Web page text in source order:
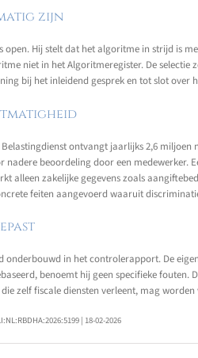
zijn
open. Hij stelt dat het algoritme in strijd is
niet in het Algoritmeregister. De
bij het inleidend gesprek en tot slot over
ontvangt jaarlijks 2,6
nadere beoordeling door een
alleen zakelijke gegevens zoals
feiten aangevoerd waaruit
onderbouwd in het controlerapport. De
benoemt hij geen specifieke
zelf fiscale diensten verleent, mag
| 18-02-2026